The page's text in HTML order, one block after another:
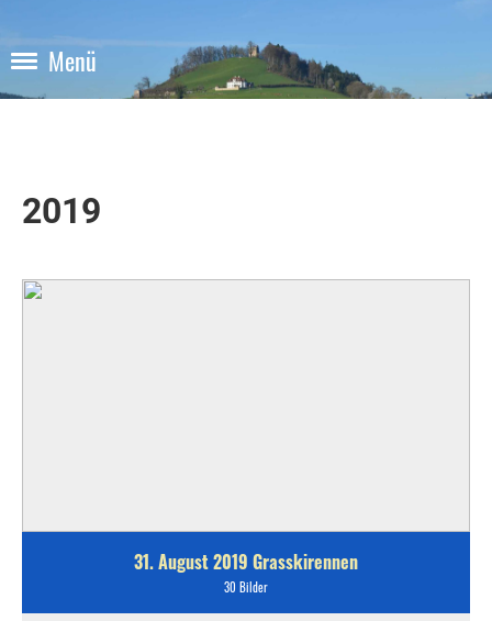
Menü
2019
31. August 2019 Grasskirennen
30 Bilder